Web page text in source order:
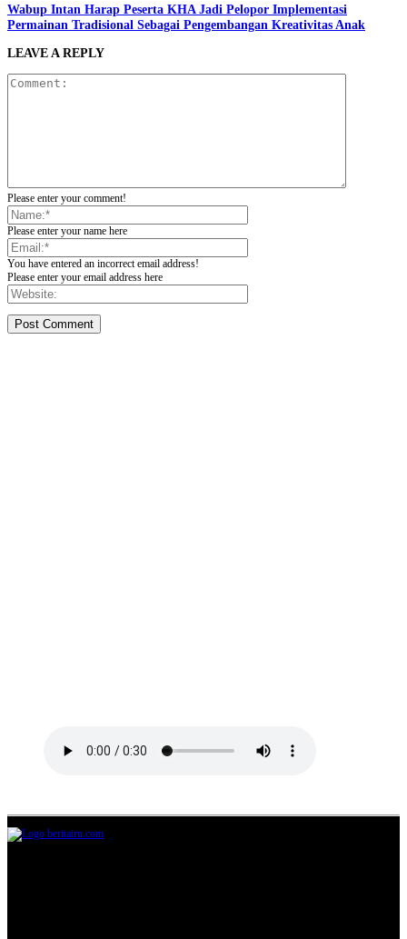
Wabup Intan Harap Peserta KHA Jadi Pelopor Implementasi
Permainan Tradisional Sebagai Pengembangan Kreativitas Anak
LEAVE A REPLY
Please enter your comment!
Please enter your name here
You have entered an incorrect email address!
Please enter your email address here